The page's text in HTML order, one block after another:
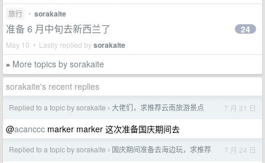
旅行 • sorakaite
准备 6 月中旬去新西兰了
May 10 • Lastly replied bysorakaite
24
» More topics by sorakaite
sorakaite's recent replies
Replied to a topic by sorakaite › 大佬们，求推荐云南旅游景点 7 月 31 日
@acanccc marker marker 这次准备国庆期间去
Replied to a topic by sorakaite › 国庆期间准备去海边玩，求推荐 7 月 24 日